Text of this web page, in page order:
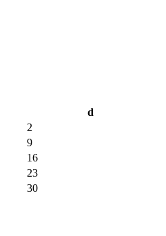
d
2
9
16
23
30